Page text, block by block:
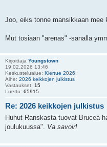
Joo, eiks tonne mansikkaan mee
Mut tosiaan "arenas" -sanalla
Kirjoittaja Youngstown
19.02.2026 13:46
Keskustelualue: Kiertue 2026
Aihe: 2026 keikkojen julkistus
Vastaukset: 15
Luettu: 65915
Re: 2026 keikkojen julkistus
Huhut Ranskasta tuovat Brucea
joulukuussa". Va savoir!